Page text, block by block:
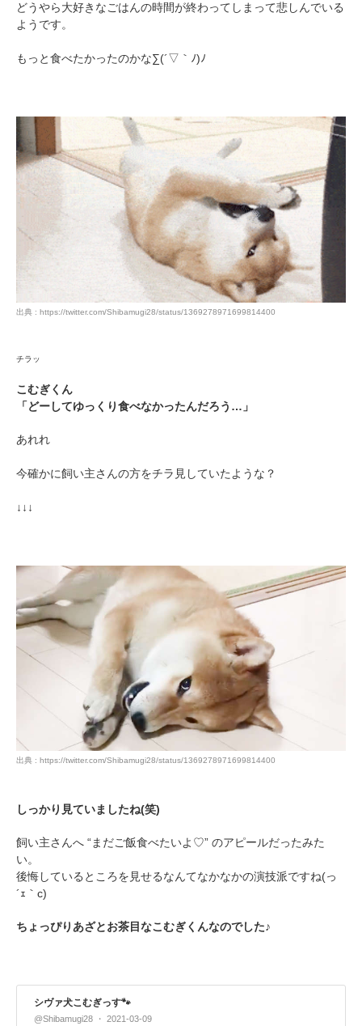
どうやら大好きなごはんの時間が終わってしまって悲しんでいる
ようです。
もっと食べたかったのかな∑(´▽｀ﾉ)ﾉ
出典 : https://twitter.com/Shibamugi28/status/1369278971699814400
チラッ
こむぎくん
「どーしてゆっくり食べなかったんだろう…」
あれれ
今確かに飼い主さんの方をチラ見していたような？
↓↓↓
出典 : https://twitter.com/Shibamugi28/status/1369278971699814400
しっかり見ていましたね(笑)
飼い主さんへ “まだご飯食べたいよ♡” のアピールだったみた
い。
後悔しているところを見せるなんてなかなかの演技派ですね(っ
´ｪ｀c)
ちょっぴりあざとお茶目なこむぎくんなのでした♪
シヴァ犬こむぎっす🐾
@Shibamugi28 2021-03-09
いぬ部をフォロー
ねこ部をフォロー
アプリで開く
アプリをダウンロードする